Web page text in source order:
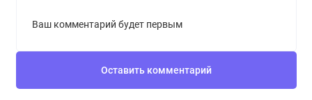
Ваш комментарий будет первым
Оставить комментарий